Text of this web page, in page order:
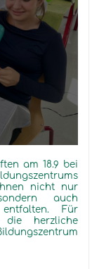
am 18.9 bei
nicht nur
auch
Für
die herzliche